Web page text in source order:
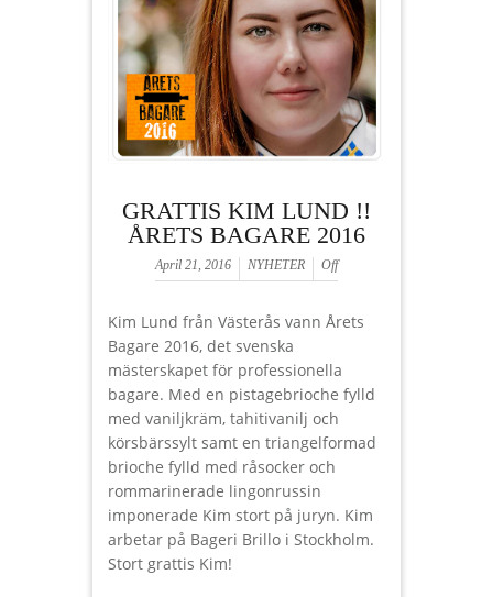
GRATTIS KIM LUND !!
ÅRETS BAGARE 2016
April 21, 2016 NYHETER Off
Kim Lund från Västerås vann Årets
Bagare 2016, det svenska
mästerskapet för professionella
bagare. Med en pistagebrioche fylld
med vaniljkräm, tahitivanilj och
körsbärssylt samt en triangelformad
brioche fylld med råsocker och
rommarinerade lingonrussin
imponerade Kim stort på juryn. Kim
arbetar på Bageri Brillo i Stockholm.
Stort grattis Kim!